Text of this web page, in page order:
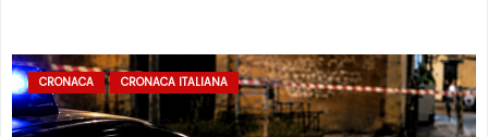
CRONACA CRONACA ITALIANA